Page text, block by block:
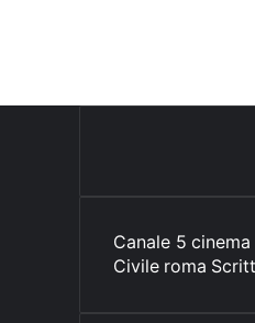
Canale 5 cinema
Civile roma